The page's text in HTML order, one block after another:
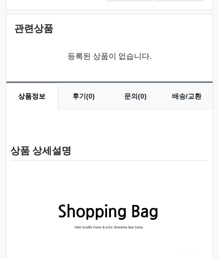
관련상품
등록된 상품이 없습니다.
상품정보 후기(0) 문의(0) 배송/교환
상품 상세설명